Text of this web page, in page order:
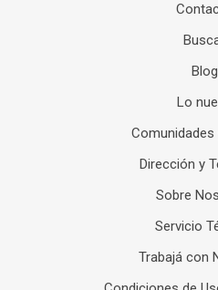
Blog
Lo
Dirección y
Sobre
Servicio
Trabajá con